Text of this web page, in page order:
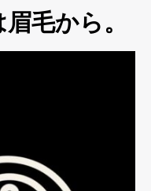
毛から。